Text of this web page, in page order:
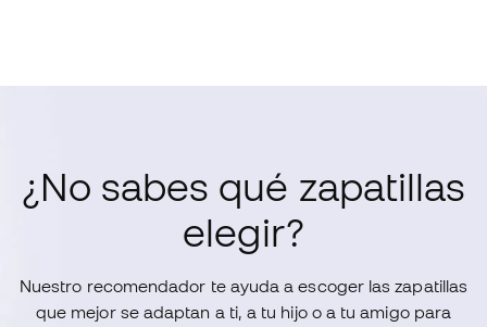
¿No sabes qué zapatillas
elegir?
Nuestro recomendador te ayuda a escoger las zapatillas
que mejor se adaptan a ti, a tu hijo o a tu amigo para